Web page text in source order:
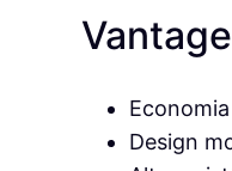
Design